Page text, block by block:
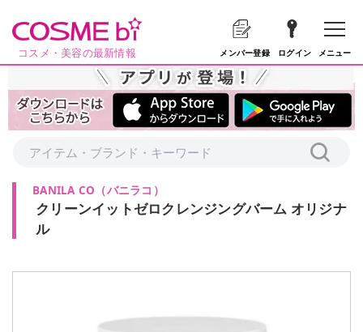
コスメ・美容の最新情報 メンバー登録 ログイン メニュー
BANILA CO （バニラコ ）
クリーンイットゼロクレンジングバーム オリジナ
ル